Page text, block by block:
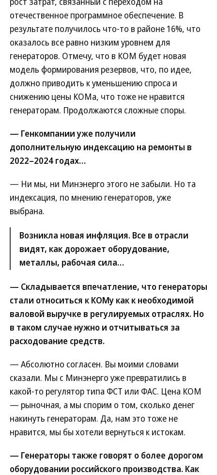
отечественное программное обеспечение. В
результате получилось что-то в районе 16%, что
оказалось все равно низким уровнем для
генераторов. Отмечу, что в КОМ будет новая
модель формирования резервов, что, по идее,
должно приводить к уменьшению спроса и
снижению цены КОМа, что тоже не нравится
генераторам. Продолжаются сложные споры.
— Генкомпании уже получили
дополнительную индексацию на ремонты в
2022–2024 годах…
— Ни мы, ни Минэнерго этого не забыли. Но та
индексация, по мнению генераторов, уже
выбрана.
Возникла новая инфляция. Все в отрасли
видят, как дорожает оборудование,
металлы, рабочая сила…
— Складывается впечатление, что генераторы
стали относиться к КОМу как к необходимой
валовой выручке в регулируемых отраслях. Но
в таком случае нужно и отчитываться за
расходование средств.
— Абсолютно согласен. Вы моими словами
сказали. Мы с Минэнерго уже превратились в
какой-то регулятор типа ФСТ или ФАС. Цена КОМ
— рыночная, а мы спорим о том, сколько денег
накинуть генераторам. Да, нам это тоже не
нравится, мы бы хотели вернуться к истокам.
— Генераторы также говорят о более дорогом
оборудовании российского производства. Как